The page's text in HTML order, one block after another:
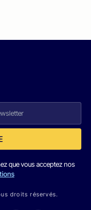
que vous acceptez nos
droits réservés.